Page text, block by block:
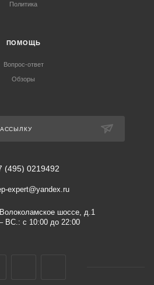
Политика
ПОМОЩЬ
Вопрос-ответ
Обзоры
(495) 0219492
expert@yandex.ru
шоссе, д.1
ВС.: с 10:00 до 22:00